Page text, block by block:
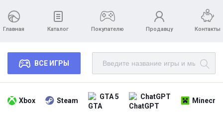
Главная Каталог Покупателю Продавцу Контакты
ВСЕ ИГРЫ
Xbox Steam GTA 5 ChatGPT